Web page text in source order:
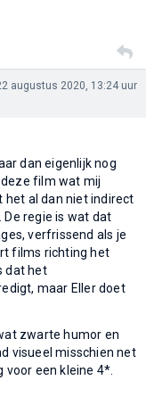
augustus 2020, 13:24 uur
dan eigenlijk nog
film wat mij
het al dan niet indirect
regie is wat dat
verfrissend als je
films richting het
dat het
maar Eller doet
zwarte humor en
visueel misschien net
een kleine 4*.